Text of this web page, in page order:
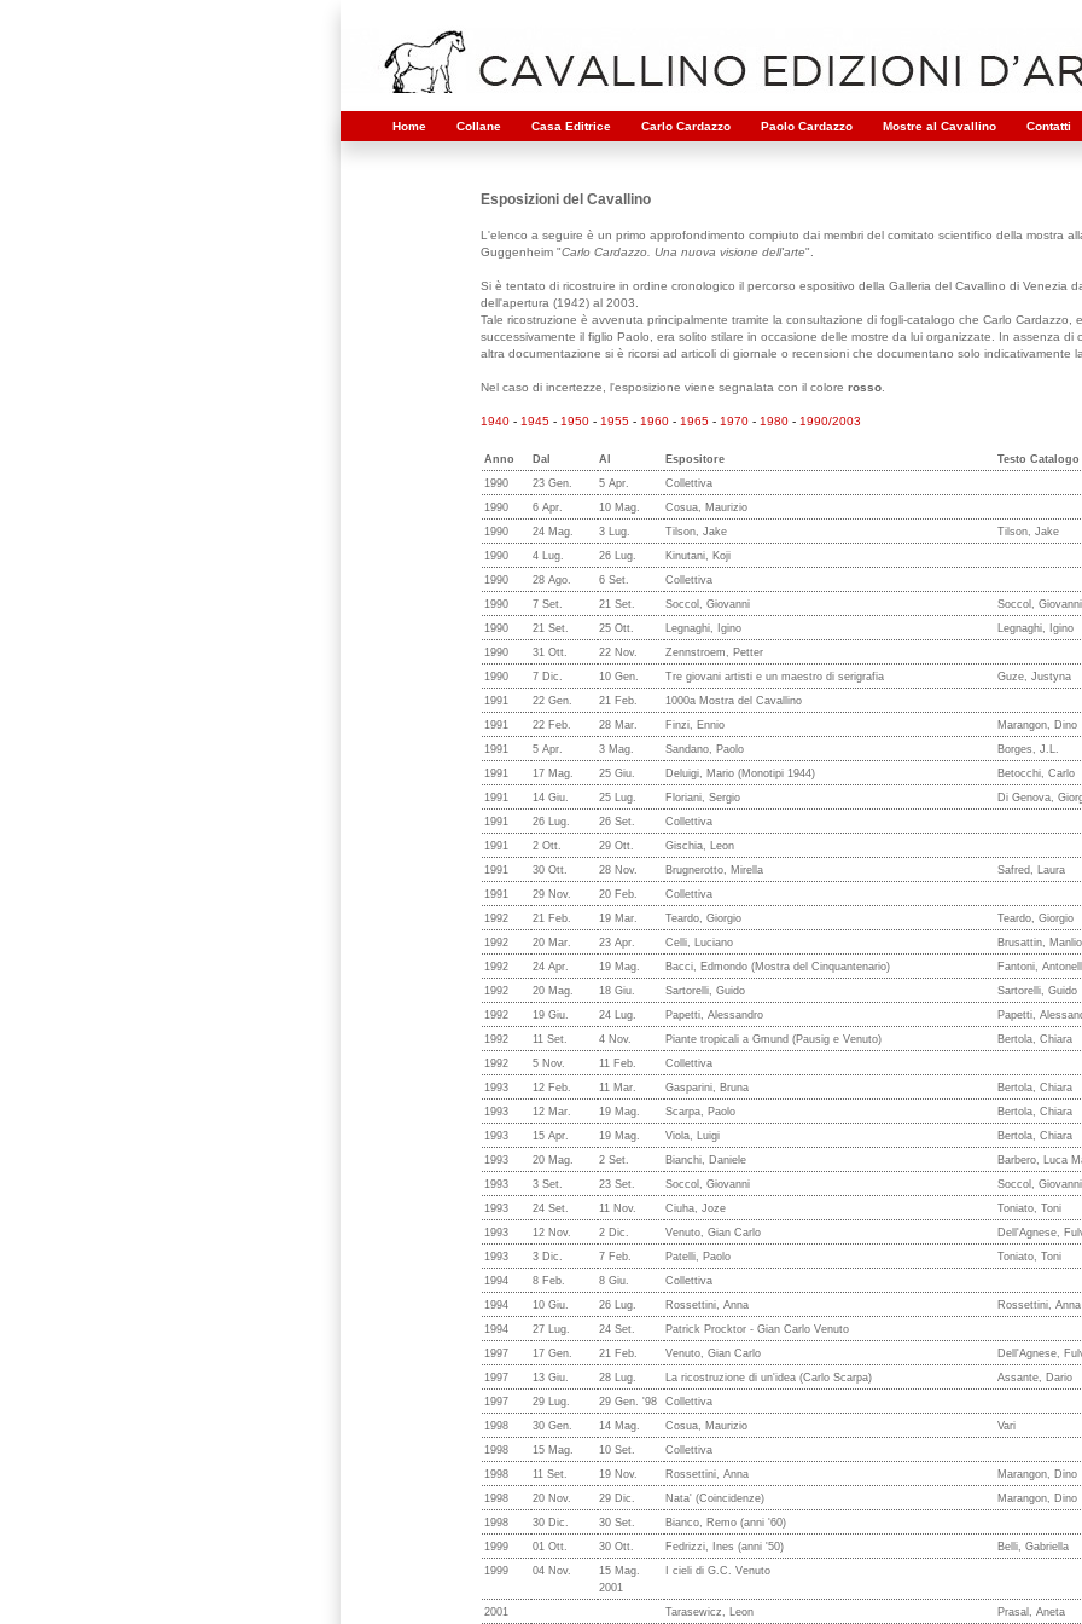
Home Collane Casa Editrice Carlo Cardazzo Paolo Cardazzo Mostre al Cavallino Contatti
Esposizioni del Cavallino
L'elenco a seguire è un primo approfondimento compiuto dai membri del comitato scientifico della mostra
Guggenheim "Carlo Cardazzo. Una nuova visione dell'arte".
Si è tentato di ricostruire in ordine cronologico il percorso espositivo della Galleria del Cavallino di Venezia
dell'apertura (1942) al 2003.
Tale ricostruzione è avvenuta principalmente tramite la consultazione di fogli-catalogo che Carlo Cardazzo, e
successivamente il figlio Paolo, era solito stilare in occasione delle mostre da lui organizzate. In assenza di
altra documentazione si è ricorsi ad articoli di giornale o recensioni che documentano solo indicativamente la
Nel caso di incertezze, l'esposizione viene segnalata con il colore rosso
1940 - 1945 - 1950 - 1955 - 1960 - 1965 - 1970 - 1980 - 1990/2003
Anno Dal Al Espositore
Testo Catalogo
1990
23 Gen. 5 Apr.
Collettiva
1990
6 Apr. 10 Mag.
Cosua, Maurizio
1990
24 Mag. 3 Lug. Tilson, Jake
Tilson, Jake
1990
4 Lug. 26 Lug.
Kinutani, Koji
1990
28 Ago. 6 Set.
Collettiva
1990
7 Set. 21 Set. Soccol, Giovanni
Soccol, Giovanni
1990
21 Set. 25 Ott. Legnaghi, Igino
Legnaghi, Igino
1990
31 Ott. 22 Nov.
Zennstroem, Petter
1990
7 Dic. 10 Gen. Tre giovani artisti e un maestro di serigrafia
Guze, Justyna
1991
22 Gen. 21 Feb.
1000a Mostra del Cavallino
1991
22 Feb. 28 Mar. Finzi, Ennio
Marangon, Dino
1991
5 Apr. 3 Mag. Sandano, Paolo
Borges, J.L.
1991
17 Mag. 25 Giu. Deluigi, Mario (Monotipi 1944)
Betocchi, Carlo
1991
14 Giu. 25 Lug. Floriani, Sergio
Di Genova,
1991
26 Lug. 26 Set.
Collettiva
1991
2 Ott. 29 Ott.
Gischia, Leon
1991
30 Ott. 28 Nov. Brugnerotto, Mirella
Safred, Laura
1991
29 Nov. 20 Feb.
Collettiva
1992
21 Feb. 19 Mar. Teardo, Giorgio
Teardo, Giorgio
1992
20 Mar. 23 Apr. Celli, Luciano
Brusattin, Manlio
1992
24 Apr. 19 Mag. Bacci, Edmondo (Mostra del Cinquantenario)
Fantoni,
1992
20 Mag. 18 Giu. Sartorelli, Guido
Sartorelli, Guido
1992
19 Giu. 24 Lug. Papetti, Alessandro
Papetti,
1992
11 Set. 4 Nov. Piante tropicali a Gmund (Pausig e Venuto)
Bertola, Chiara
1992
5 Nov. 11 Feb.
Collettiva
1993
12 Feb. 11 Mar. Gasparini, Bruna
Bertola, Chiara
1993
12 Mar. 19 Mag. Scarpa, Paolo
Bertola, Chiara
1993
15 Apr. 19 Mag. Viola, Luigi
Bertola, Chiara
1993
20 Mag. 2 Set. Bianchi, Daniele
Barbero, Luca
1993
3 Set. 23 Set. Soccol, Giovanni
Soccol, Giovanni
1993
24 Set. 11 Nov. Ciuha, Joze
Toniato, Toni
1993
12 Nov. 2 Dic. Venuto, Gian Carlo
Dell'Agnese,
1993
3 Dic. 7 Feb. Patelli, Paolo
Toniato, Toni
1994
8 Feb. 8 Giu.
Collettiva
1994
10 Giu. 26 Lug. Rossettini, Anna
Rossettini, Anna
1994
27 Lug. 24 Set.
Patrick Procktor - Gian Carlo Venuto
1997
17 Gen. 21 Feb. Venuto, Gian Carlo
Dell'Agnese,
1997
13 Giu. 28 Lug. La ricostruzione di un'idea (Carlo Scarpa)
Assante, Dario
1997
29 Lug. 29 Gen. '98
Collettiva
1998
30 Gen. 14 Mag. Cosua, Maurizio
Vari
1998
15 Mag. 10 Set.
Collettiva
1998
11 Set. 19 Nov. Rossettini, Anna
Marangon, Dino
1998
20 Nov. 29 Dic. Nata' (Coincidenze)
Marangon, Dino
1998
30 Dic. 30 Set.
Bianco, Remo (anni '60)
1999
01 Ott. 30 Ott. Fedrizzi, Ines (anni '50)
Belli, Gabriella
1999
04 Nov.
15 Mag.
2001
I cieli di G.C. Venuto
2001 Tarasewicz, Leon Prasal, Aneta